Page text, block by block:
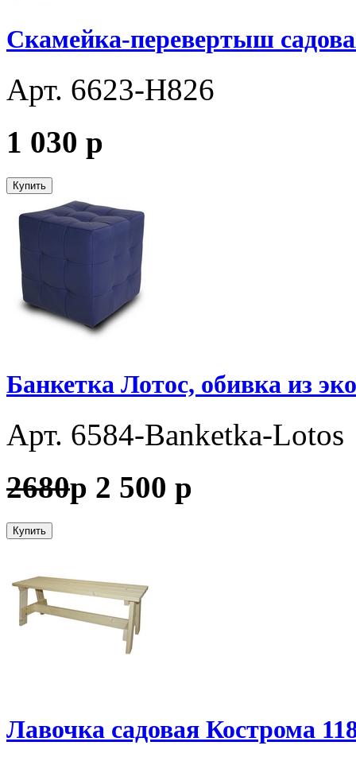
Скамейка-перевертыш
Арт. 6623-H826
1 030 p
Купить
Банкетка Лотос, обивка из
Арт. 6584-Banketka-Lotos
2680p 2 500 p
Купить
Лавочка садовая Кострома